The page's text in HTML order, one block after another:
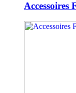
Accessoires